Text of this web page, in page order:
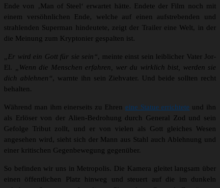
Ende von ‚Man of Steel‘ erwartet hätte. Endete der Film noch mit
einem versöhnlichen Ende, welche auf einen aufstrebenden und
strahlenden Superman hindeutete, zeigt der Trailer eine Welt, in der
die Meinung zum Kryptonier gespalten ist.
„Er wird ein Gott für sie sein“, meinte einst sein leiblicher Vater Jor-
El. „Wenn die Menschen erfahren, wer du wirklich bist, werden sie
dich ablehnen“, warnte ihn sein Ziehvater. Und beide sollten recht
behalten.
Während man ihm einerseits zu Ehren eine Statue errichtete und ihn
als Erlöser von der Alien-Bedrohung durch General Zod und sein
Gefolge Tribut zollt, und er von vielen als Gott gleiches Wesen
angesehen wird, sieht sich der Mann aus Stahl auch Ablehnung und
einer kritischen Gegenbewegung gegenüber.
So befinden wir uns in Metropolis. Die Kamera gleitet langsam über
einen öffentlichen Platz hinweg und steuert auf die im dunkeln